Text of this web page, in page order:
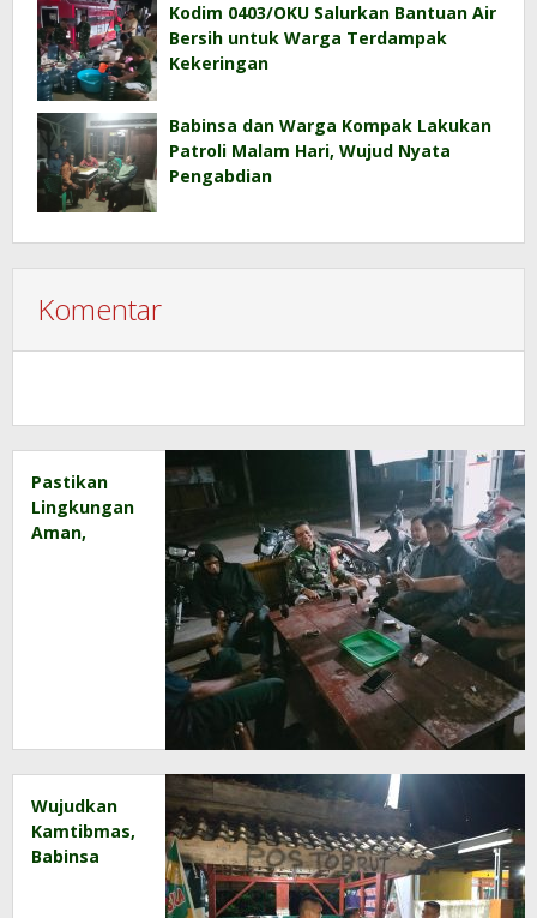
Kodim 0403/OKU Salurkan Bantuan Air
Bersih untuk Warga Terdampak
Kekeringan
Babinsa dan Warga Kompak Lakukan
Patroli Malam Hari, Wujud Nyata
Pengabdian
Komentar
Pastikan
Lingkungan
Aman,
Wujudkan
Kamtibmas,
Babinsa